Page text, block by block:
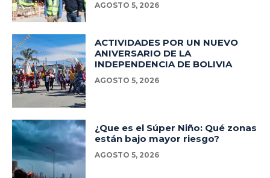
AGOSTO 5, 2026
ACTIVIDADES POR UN NUEVO
ANIVERSARIO DE LA
INDEPENDENCIA DE BOLIVIA
AGOSTO 5, 2026
¿Que es el Súper Niño: Qué zonas
están bajo mayor riesgo?
AGOSTO 5, 2026